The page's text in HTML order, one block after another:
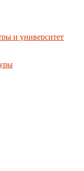
и университет